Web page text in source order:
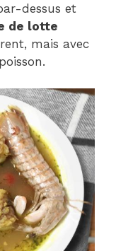
dessus et
de lotte
mais avec